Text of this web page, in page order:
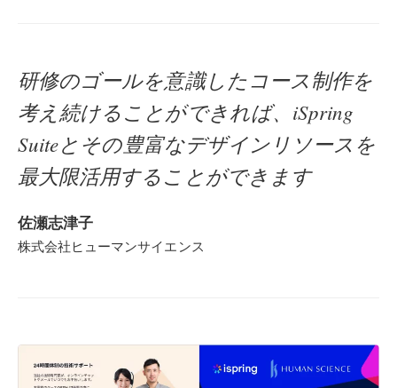
研修のゴールを意識したコース制作を
考え続けることができれば、iSpring
Suiteとその豊富なデザインリソースを
最大限活用することができます
佐瀬志津子
株式会社ヒューマンサイエンス